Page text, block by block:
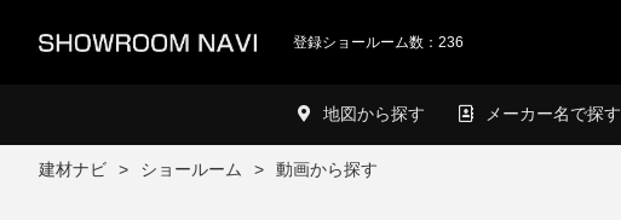
登録ショールーム数：236
地図から探す メーカー名で探す
建材ナビ ショールーム 動画から探す